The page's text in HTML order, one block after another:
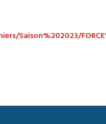
Saison%202023/